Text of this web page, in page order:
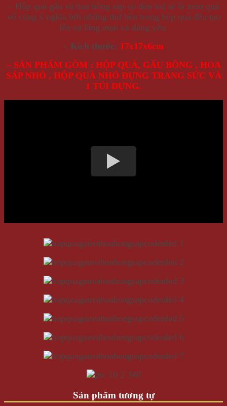
– Hộp quà gấu và hoa hồng sáp có đèn led sẽ là món quà
vô cùng ý nghĩa bởi những thứ bên trong hộp quà đều tạo
lên sự lãng mạn và đáng yêu.
– Kích thước: 17x17x6cm
– SẢN PHẨM GỒM : HỘP QUÀ, GẤU BÔNG , HOA
SÁP NHỎ , HỘP QUÀ NHỎ ĐỰNG TRANG SỨC VÀ
1 TÚI ĐỰNG.
Sản phẩm tương tự